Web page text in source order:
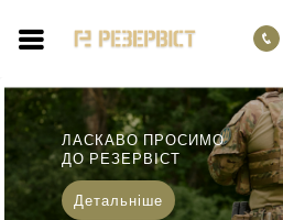
ЛАСКАВО ПРОСИМО
ДО РЕЗЕРВІСТ
Детальніше